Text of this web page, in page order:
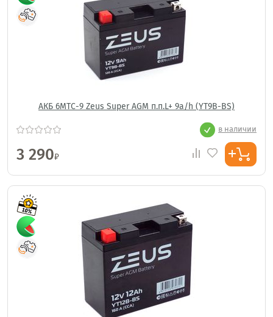
АКБ 6МТС-9 Zeus Super AGM п.п.L+ 9a/h (YT9B-BS)
в наличии
3 290₽